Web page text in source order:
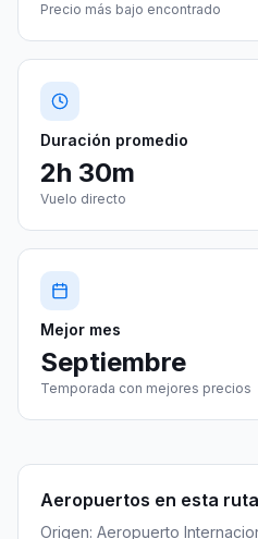
Precio más bajo encontrado
Duración promedio
2h 30m
Vuelo directo
Mejor mes
Septiembre
Temporada con mejores precios
Aeropuertos en esta ruta
Origen: Aeropuerto